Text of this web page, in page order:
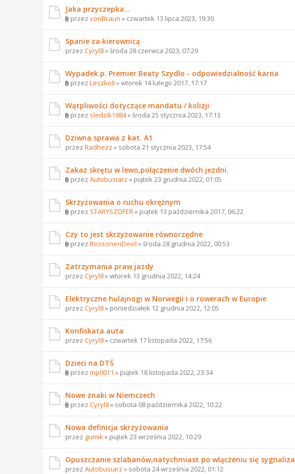
Jaka przyczepka...
przez vonBraun » czwartek 13 lipca 2023, 19:30
Spanie za kierownicą
przez Cyryl8» środa 28 czerwca 2023, 07:29
Wypadek p. Premier Beaty Szydło - odpowiedzialność karna
przez LeszkoII » wtorek 14 lutego 2017, 17:17
Wątpliwości dotyczące mandatu / kolizji
przez sledzik1984» środa 25 stycznia 2023, 17:13
Dziwna sprawa z kat. A1
przez Radhezz » sobota 21 stycznia 2023, 17:54
Zakaz skrętu w lewo,połączenie dwóch jezdni.
przez Autobusiarz » piątek 23 grudnia 2022, 01:05
Skrzyżowania o ruchu okrężnym
przez STARYSZOFER » piątek 13 października 2017, 06:22
Czy to jest skrzyżowanie równorzędne
przez RossoneriDevil » środa 28 grudnia 2022, 00:53
Zatrzymania praw jazdy
przez Cyryl8» wtorek 13 grudnia 2022, 14:24
Elektryczne hulajnogi w Norwegii i o rowerach w Europie
przez Cyryl8» poniedziałek 12 grudnia 2022, 12:05
Konfiskata auta
przez Cyryl8» czwartek 17 listopada 2022, 17:56
Dzieci na DTŚ
przez mp0011 » piątek 18 listopada 2022, 23:34
Nowe znaki w Niemczech
przez Cyryl8» sobota 08 października 2022, 10:22
Nowa definicja skrzyżowania
przez gumik » piątek 23 września 2022, 10:29
Opuszczanie szlabanów,natychmiast po włączeniu się sygnaliza
przez Autobusiarz » sobota 24 września 2022, 01:12